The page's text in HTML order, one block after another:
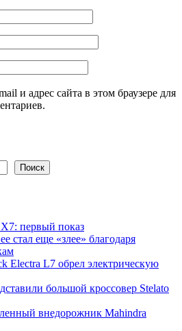
и адрес сайта в этом браузере для
Поиск
первый показ
стал еще «злее» благодаря
Electra L7 обрел электрическую
большой кроссовер Stelato
внедорожник Mahindra